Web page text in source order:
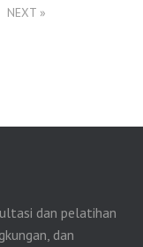
NEXT
dan pelatihan
dan